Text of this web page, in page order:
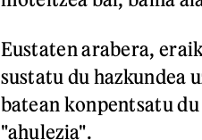
Eustaten arabera,
sustatu du
batean konpentsatu
"ahulezia".